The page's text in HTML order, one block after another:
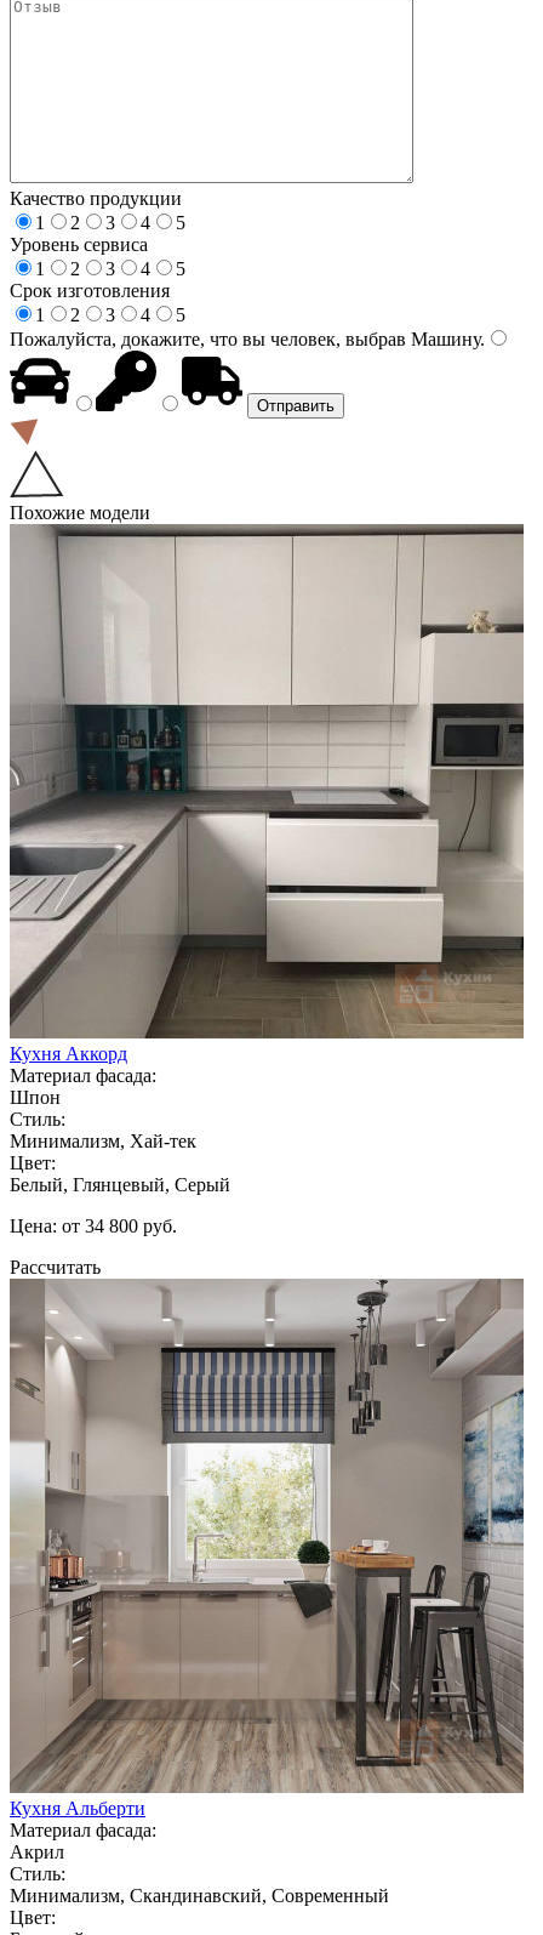
Качество продукции
1
2 3 4
5
Уровень сервиса
1
2 3 4
5
Срок изготовления
1
2 3 4
5
Пожалуйста, докажите, что вы человек, выбрав Машину.
Похожие модели
Кухня Аккорд
Материал фасада:
Шпон
Стиль:
Минимализм, Хай-тек
Цвет:
Белый, Глянцевый, Серый
Цена: от 34 800 руб.
Рассчитать
Кухня Альберти
Материал фасада:
Акрил
Стиль:
Минимализм, Скандинавский, Современный
Цвет: